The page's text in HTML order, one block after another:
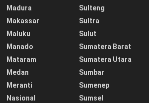
Madura
Makassar
Maluku
Manado
Mataram
Medan
Meranti
Nasional
Sulteng
Sultra
Sulut
Sumatera Barat
Sumatera Utara
Sumbar
Sumenep
Sumsel